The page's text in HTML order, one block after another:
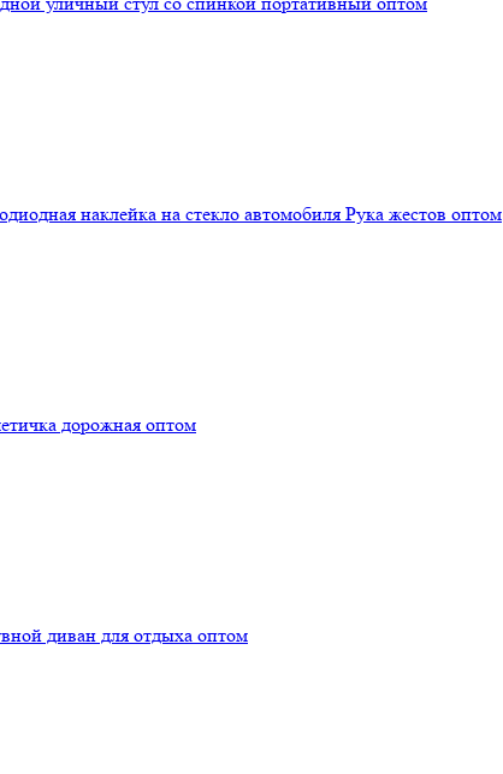
наклейка на стекло автомобиля Рука жестов оптом
дорожная оптом
диван для отдыха оптом